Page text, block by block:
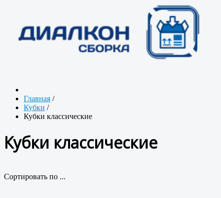
Главная /
Кубки /
Кубки классические
Кубки классические
Сортировать по ...